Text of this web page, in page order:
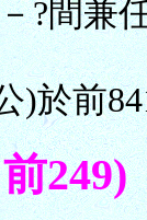
?間兼
)於前
249)